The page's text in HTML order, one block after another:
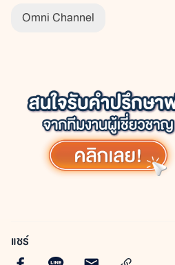
Omni Channel
แชร์